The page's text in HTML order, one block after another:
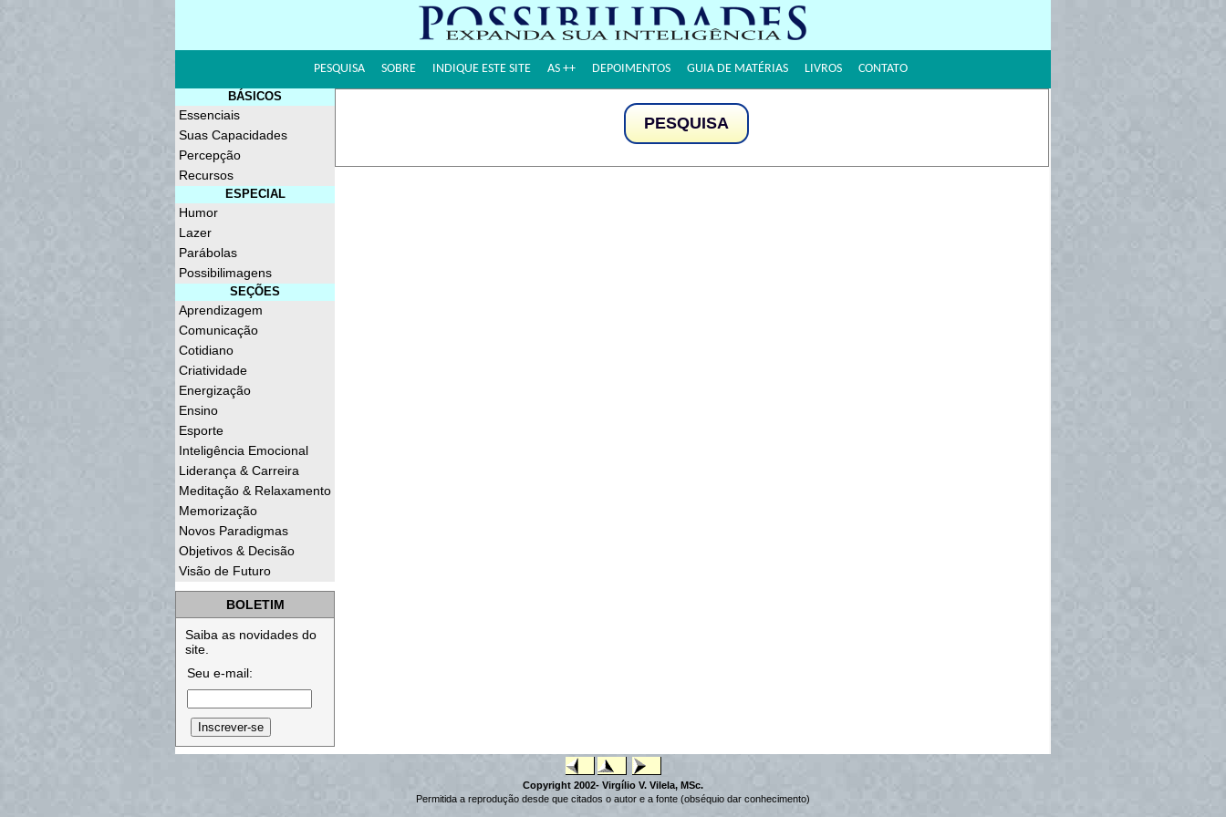
PESQUISA SOBRE INDIQUE ESTE SITE AS ++ DEPOIMENTOS GUIA DE MATÉRIAS LIVROS CONTATO
BÁSICOS
Essenciais
Suas Capacidades
Percepção
Recursos
ESPECIAL
Humor
Lazer
Parábolas
Possibilimagens
SEÇÕES
Aprendizagem
Comunicação
Cotidiano
Criatividade
Energização
Ensino
Esporte
Inteligência Emocional
Liderança & Carreira
Meditação & Relaxamento
Memorização
Novos Paradigmas
Objetivos & Decisão
Visão de Futuro
BOLETIM
Saiba as novidades do
site.
Seu e-mail:
PESQUISA
Copyright 2002- Virgílio V. Vilela, MSc.
Permitida a reprodução desde que citados o autor e a fonte (obséquio dar conhecimento)